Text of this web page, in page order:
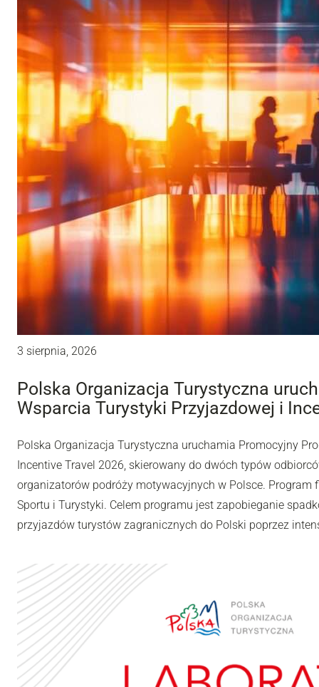
3 sierpnia, 2026
Polska Organizacja Turystyczna
Wsparcia Turystyki Przyjazdowej i
Polska Organizacja Turystyczna uruchamia Promocyjny
Incentive Travel 2026, skierowany do dwóch typów
organizatorów podróży motywacyjnych w Polsce.
Sportu i Turystyki. Celem programu jest zapobieganie
przyjazdów turystów zagranicznych do Polski poprzez